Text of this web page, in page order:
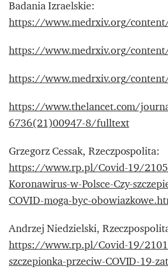
Badania Izraelskie:
https://www.medrxiv.org/
https://www.medrxiv.org/
https://www.medrxiv.org/
https://www.thelancet.com/
6736(21)00947-8/fulltext
Grzegorz Cessak, Rzeczpospolita:
https://www.rp.pl/Covid-19/
Koronawirus-w-Polsce-Czy-
COVID-moga-byc-
Andrzej Niedzielski,
https://www.rp.pl/Covid-19/
szczepionka-przeciw-COVID-19-